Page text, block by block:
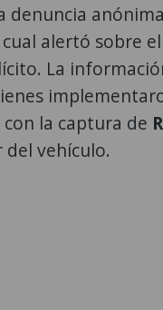
denuncia
alertó sobre
La
la captura de
del vehículo.